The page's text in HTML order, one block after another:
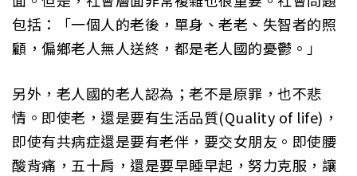
包括：「一個人的老後，單身、老老、失智者的照
顧，偏鄉老人無人送終，都是老人國的憂鬱。」
另外，老人國的老人認為；老不是原罪，也不悲
情。即使老，還是要有生活品質(Quality of life)，
即使有共病症還是要有老伴，要交女朋友。即使腰
酸背痛，五十肩，還是要早睡早起，努力克服，讓